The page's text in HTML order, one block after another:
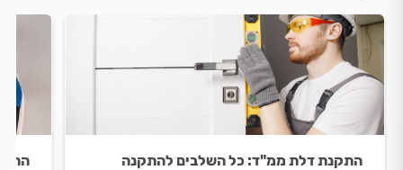
התקנת דלת ממ"ד: כל השלבים להתקנה